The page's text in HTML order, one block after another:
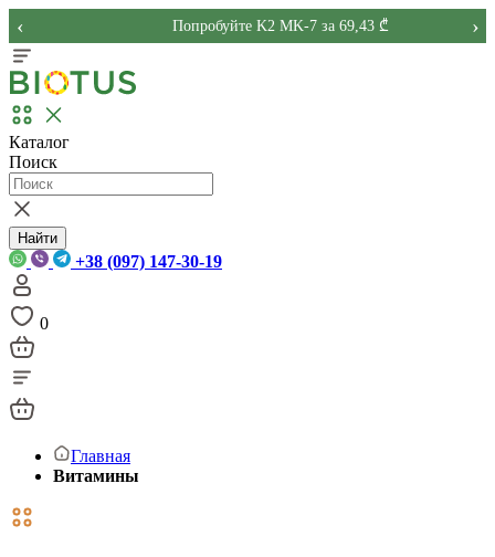
Попробуйте K2 MK-7 за 69,43 ₾
‹ ›
Каталог
Поиск
Найти
+38 (097) 147-30-19
0
Главная
Витамины